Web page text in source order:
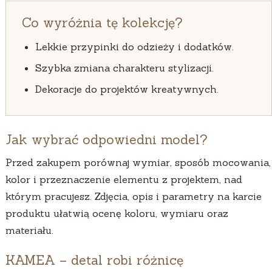
Co wyróżnia tę kolekcję?
Lekkie przypinki do odzieży i dodatków.
Szybka zmiana charakteru stylizacji.
Dekoracje do projektów kreatywnych.
Jak wybrać odpowiedni model?
Przed zakupem porównaj wymiar, sposób mocowania,
kolor i przeznaczenie elementu z projektem, nad
którym pracujesz. Zdjęcia, opis i parametry na karcie
produktu ułatwią ocenę koloru, wymiaru oraz
materiału.
KAMEA – detal robi różnicę